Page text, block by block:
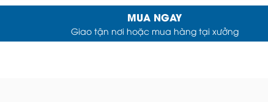
MUA NGAY
Giao tận nơi hoặc mua hàng tại xưởng